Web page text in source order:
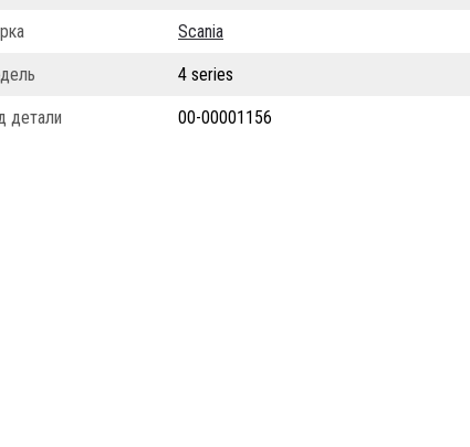
Scania
4 series
детали 00-00001156